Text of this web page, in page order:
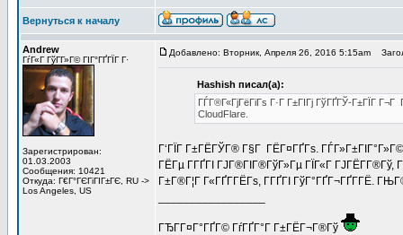
Вернуться к началу
Andrew
ГѓГ«Г ГўГ­Г»Г© ГІГ°ГҐГЇГ Г·
Зарегистрирован:
01.03.2003
Сообщения: 10421
Откуда: Г€Г°ГЄГіГІГ±ГЄ, RU ->
Los Angeles, US
Добавлено: Вторник, Апреля 26, 2016 5:15am
Hashish писал(а):
ГЃГ®Г«ГјГёГіГѕ Г·Г Г±ГІГј ГўГҐГЎ-Г±ГЇГ
CloudFlare.
Г‘ГЇГ Г±ГЁГЎГ® Г§Г ГЁГ¤ГҐГѕ.
ГЁГµ Г­ГҐГІ ГЈГ®ГІГ®ГўГ»Гµ ГЇГ«Г
Г±Г®Г¦Г Г«ГҐГ­ГЁГѕ, Г­ГҐГІ ГўГ°ГҐГ¬ГҐГ­ГЁ.
ГЂГ­Г¤Г°ГҐГ© ГѓГҐГ°Г Г±ГЁГ¬Г®Гў